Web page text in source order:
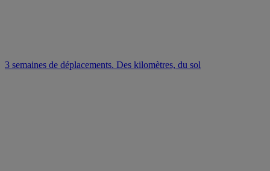
3 semaines de déplacements. Des kilomètres, du sol